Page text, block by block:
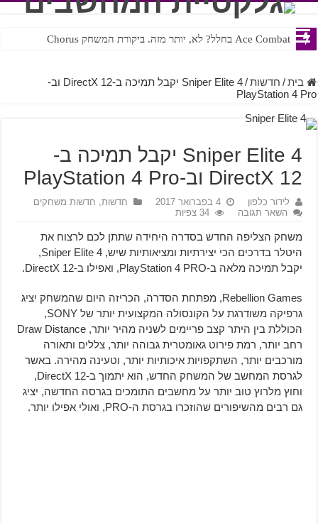
Ace Combat בחלל? לא, יותר מזה. ביקורת המשחק Chorus
Steven Universe והשירים שתורגמו בצורה נוראית לעברית
בית / חדשות /
Sniper Elite 4 יקבל תמיכה ב-DirectX 12 וב-
PlayStation 4 Pro
Sniper Elite 4 יקבל תמיכה ב-
DirectX 12 וב-PlayStation 4 Pro
לידור כלפון 4 בפברואר 2017 חדשות, חדשות משחקים
השאר תגובה
34 צפיות
משחק הצליפה החדש בסדרה היחידה שתתן לכם לרצוח את
היטלר בדרכים הכי יצירתיות ומציאותיות שיש, Sniper Elite 4,
יקבל תמיכה מלאה ב-PlayStation 4 PRO, ואפילו ב-DirectX 12.
Rebellion Games, מפתחת הסדרה, הכריזה היום שהמשחק יציג
גרפיקה משודרגת על הקונסולה המקצועית יותר של SONY,
הכוללת בין היתר קצב פריימים לשניה מהיר יותר, Draw Distance
רחב יותר, רמת פירוט גאומטרית גבוהה יותר, צללים ותאורה
מורכבים יותר, השתקפויות איכותיות יותר, וטעינה מהירה. באשר
לגרסת המחשב של המשחק החדש, הוא יתמוך ב-DirectX 12,
וחוץ מלרוץ טוב יותר על מחשבים התומכים בגרסה החדשה, יציג
גם רבים מהשיפורים שהוזכרו בגרסת ה-PRO, ואולי אפילו יותר.